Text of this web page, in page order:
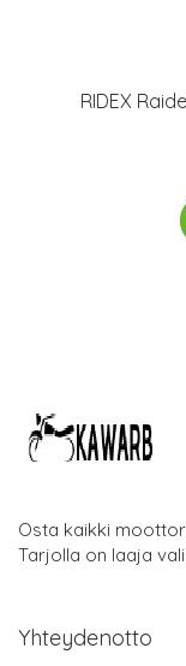
RIDEX
Osta kaikki
Tarjolla on laaja
Yhteydenotto